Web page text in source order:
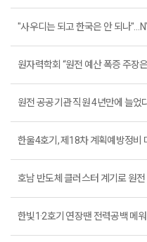
원자력학회 “원전 예산 폭증 주장
원전 공공기관 직원 4년만에 늘었
한울4호기, 제18차 계획예방정비
한빛1·2호기 연장땐 전력공백 메